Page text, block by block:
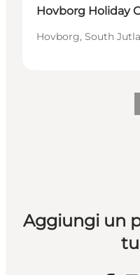
Hovborg Holiday
Hovborg, South
Aggiungi un